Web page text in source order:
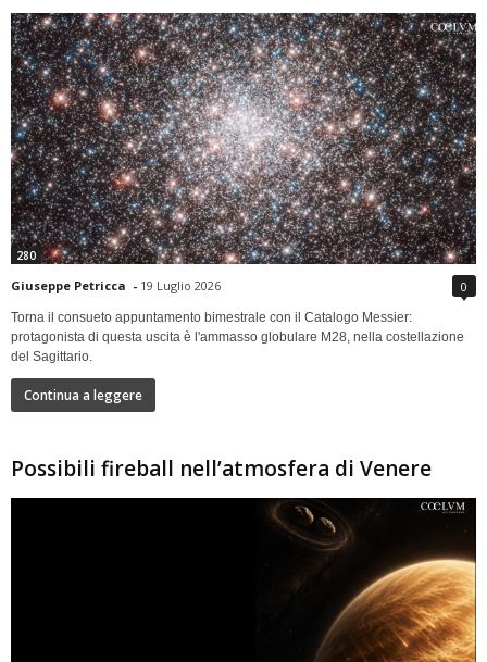
280
Giuseppe Petricca - 19 Luglio 2026 0
Torna il consueto appuntamento bimestrale con il Catalogo Messier:
protagonista di questa uscita è l'ammasso globulare M28, nella costellazione
del Sagittario.
Continua a leggere
Possibili fireball nell’atmosfera di Venere